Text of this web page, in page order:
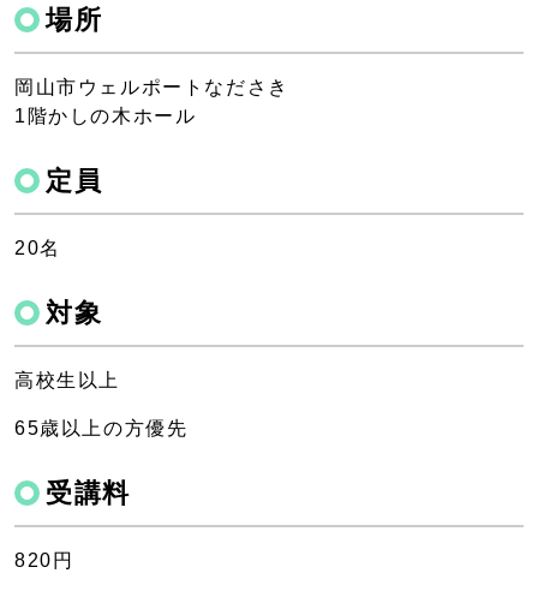
場所
岡山市ウェルポートなださき
1階かしの木ホール
定員
20名
対象
高校生以上
65歳以上の方優先
受講料
820円